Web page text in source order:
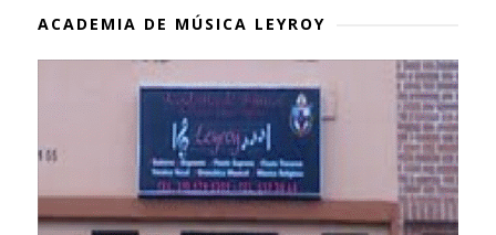
ACADEMIA DE MÚSICA LEYROY